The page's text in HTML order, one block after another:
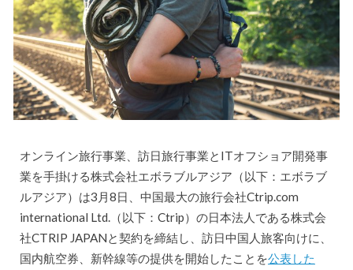
オンライン旅行事業、訪日旅行事業とITオフショア開発事
業を手掛ける株式会社エボラブルアジア（以下：エボラブ
ルアジア）は3月8日、中国最大の旅行会社Ctrip.com
international Ltd.（以下：Ctrip）の日本法人である株式会
社CTRIP JAPANと契約を締結し、訪日中国人旅客向けに、
国内航空券、新幹線等の提供を開始したことを公表した